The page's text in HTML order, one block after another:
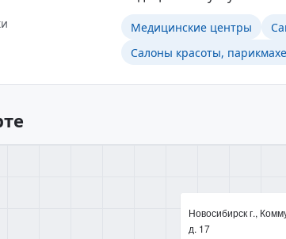
Медицинские центры
Салоны красоты,
Новосибирск г.,
д. 17